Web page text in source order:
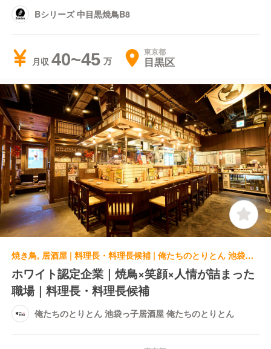
Bシリーズ 中目黒焼鳥B8
月収 40~45 東京都
目黒区
焼き鳥, 居酒屋 | 料理長・料理長候補 | 俺たちのとりとん 池袋っ子居酒屋 俺たちのとりとん
ホワイト認定企業｜焼鳥×笑顔×人情が詰まった
職場｜料理長・料理長候補
俺たちのとりとん 池袋っ子居酒屋 俺たちのとりとん